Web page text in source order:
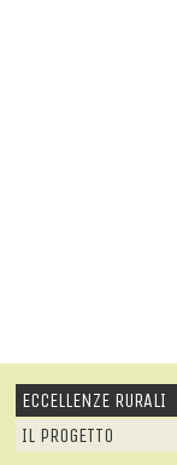
ECCELLENZE RURALI
IL PROGETTO